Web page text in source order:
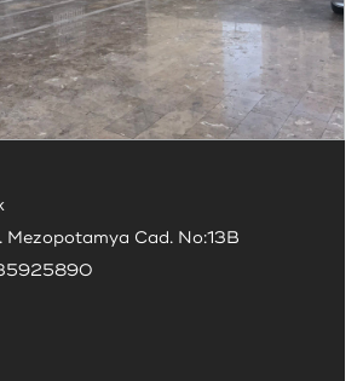
Mezopotamya Cad. No:13B